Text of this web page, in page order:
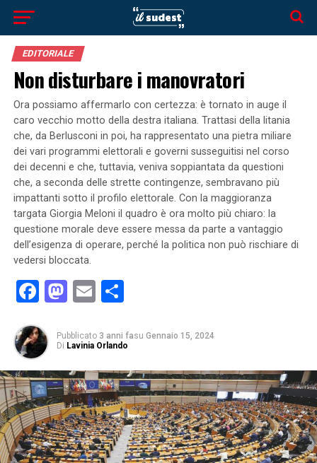
EDITORIALE
Non disturbare i manovratori
Ora possiamo affermarlo con certezza: è tornato in auge il
caro vecchio motto della destra italiana. Trattasi della litania
che, da Berlusconi in poi, ha rappresentato una pietra miliare
dei vari programmi elettorali e governi susseguitisi nel corso
dei decenni e che, tuttavia, veniva soppiantata da questioni
che, a seconda delle strette contingenze, sembravano più
impattanti sotto il profilo elettorale. Con la maggioranza
targata Giorgia Meloni il quadro è ora molto più chiaro: la
questione morale deve essere messa da parte a vantaggio
dell’esigenza di operare, perché la politica non può rischiare di
vedersi bloccata.
Facebook
Mastodon
EmailCondividi
Pubblicato 3 anni fasu Gennaio 15, 2024
Di Lavinia Orlando